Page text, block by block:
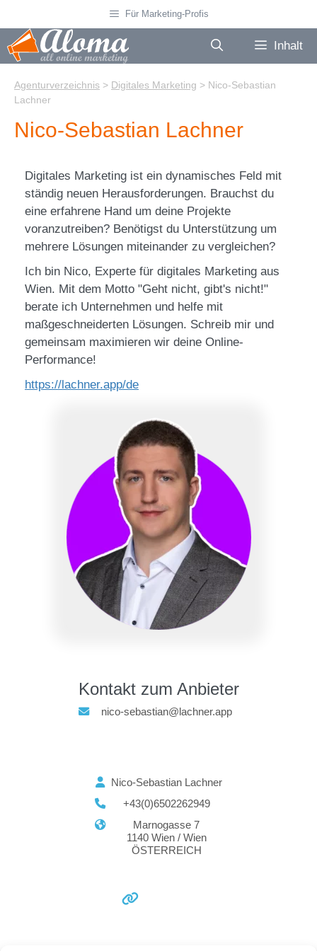
Inhalt
springen
Für Marketing-Profis
Inhalt
Agenturverzeichnis > Digitales Marketing > Nico-Sebastian
Lachner
Nico-Sebastian Lachner
Digitales Marketing ist ein dynamisches Feld mit
ständig neuen Herausforderungen. Brauchst du
eine erfahrene Hand um deine Projekte
voranzutreiben? Benötigst du Unterstützung um
mehrere Lösungen miteinander zu vergleichen?
Ich bin Nico, Experte für digitales Marketing aus
Wien. Mit dem Motto "Geht nicht, gibt's nicht!"
berate ich Unternehmen und helfe mit
maßgeschneiderten Lösungen. Schreib mir und
gemeinsam maximieren wir deine Online-
Performance!
https://lachner.app/de
Kontakt zum Anbieter
nico-sebastian@lachner.app
Nico-Sebastian Lachner
+43(0)6502262949
Marnogasse 7
1140 Wien / Wien
ÖSTERREICH